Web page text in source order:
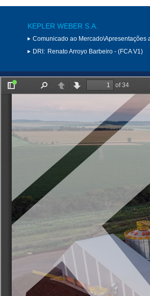
KEPLER WEBER S.A.
Comunicado ao Mercado\Apresentações
DRI: Renato Arroyo Barbeiro - (FCA V1)